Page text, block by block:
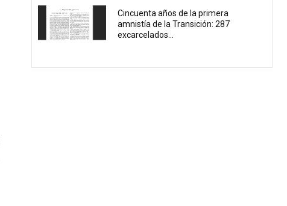
Cincuenta años de la primera
amnistía de la Transición: 287
excarcelados...